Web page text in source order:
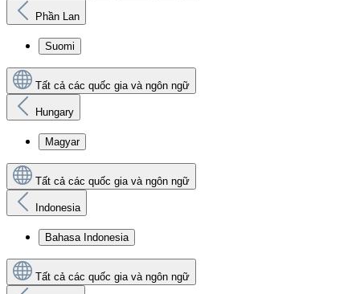
Phần Lan
Suomi
Tất cả các quốc gia và ngôn ngữ
Hungary
Magyar
Tất cả các quốc gia và ngôn ngữ
Indonesia
Bahasa Indonesia
Tất cả các quốc gia và ngôn ngữ